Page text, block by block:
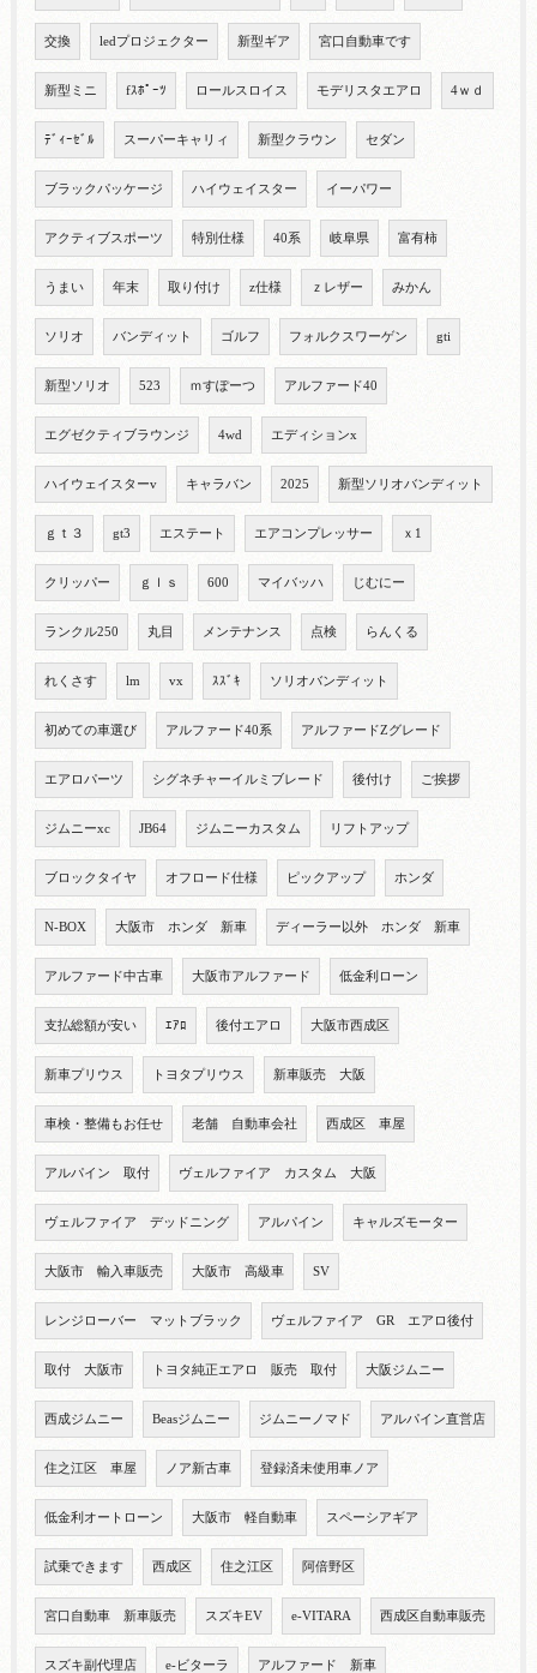
交換 ledプロジェクター 新型ギア 宮口自動車です
新型ミニ fｽﾎﾟｰﾂ ロールスロイス モデリスタエアロ 4ｗｄ
ﾃﾞｨｰｾﾞﾙ スーパーキャリィ 新型クラウン セダン
ブラックパッケージ ハイウェイスター イーパワー
アクティブスポーツ 特別仕様 40系 岐阜県 富有柿
うまい 年末 取り付け z仕様 ｚレザー みかん
ソリオ バンディット ゴルフ フォルクスワーゲン gti
新型ソリオ 523 ｍすぽーつ アルファード40
エグゼクティブラウンジ 4wd エディションx
ハイウェイスターv キャラバン 2025 新型ソリオバンディット
ｇｔ３ gt3 エステート エアコンプレッサー ｘ1
クリッパー ｇｌｓ 600 マイバッハ じむにー
ランクル250 丸目 メンテナンス 点検 らんくる
れくさす lm vx ｽｽﾞｷ ソリオバンディット
初めての車選び アルファード40系 アルファードZグレード
エアロパーツ シグネチャーイルミブレード 後付け ご挨拶
ジムニーxc JB64 ジムニーカスタム リフトアップ
ブロックタイヤ オフロード仕様 ピックアップ ホンダ
N-BOX 大阪市 ホンダ 新車 ディーラー以外 ホンダ 新車
アルファード中古車 大阪市アルファード 低金利ローン
支払総額が安い ｴｱﾛ 後付エアロ 大阪市西成区
新車プリウス トヨタプリウス 新車販売 大阪
車検・整備もお任せ 老舗 自動車会社 西成区 車屋
アルパイン 取付 ヴェルファイア カスタム 大阪
ヴェルファイア デッドニング アルパイン キャルズモーター
大阪市 輸入車販売 大阪市 高級車 SV
レンジローバー マットブラック ヴェルファイア GR エアロ後付
取付 大阪市 トヨタ純正エアロ 販売 取付 大阪ジムニー
西成ジムニー Beasジムニー ジムニーノマド アルパイン直営店
住之江区 車屋 ノア新古車 登録済未使用車ノア
低金利オートローン 大阪市 軽自動車 スペーシアギア
試乗できます 西成区 住之江区 阿倍野区
宮口自動車 新車販売 スズキEV e-VITARA 西成区自動車販売
スズキ副代理店 e-ビターラ アルファード 新車